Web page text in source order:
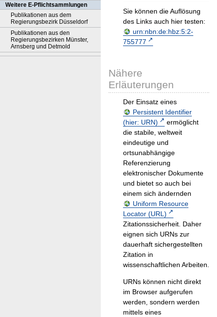
Weitere E-Pflichtsammlungen
Publikationen aus dem
Regierungsbezirk Düsseldorf
Publikationen aus den
Regierungsbezirken Münster,
Arnsberg und Detmold
Sie können die Auflösung
des Links auch hier testen:
urn:nbn:de:hbz:5:2-
755777
Nähere
Erläuterungen
Der Einsatz eines
Persistent Identifier
(hier: URN)
ermöglicht
die stabile, weltweit
eindeutige und
ortsunabhängige
Referenzierung
elektronischer Dokumente
und bietet so auch bei
einem sich ändernden
Uniform Resource
Locator (URL)
Zitationssicherheit. Daher
eignen sich URNs zur
dauerhaft sichergestellten
Zitation in
wissenschaftlichen Arbeiten.
URNs können nicht direkt
im Browser aufgerufen
werden, sondern werden
mittels eines